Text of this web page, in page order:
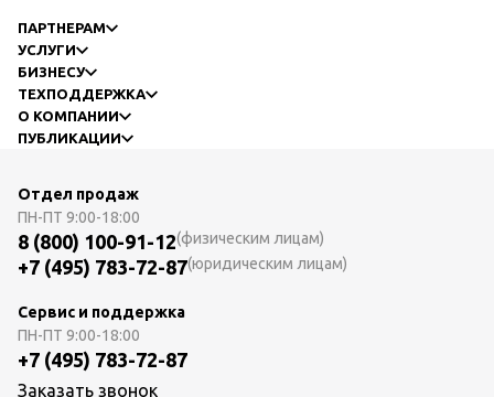
ПАРТНЕРАМ
УСЛУГИ
БИЗНЕСУ
ТЕХПОДДЕРЖКА
О КОМПАНИИ
ПУБЛИКАЦИИ
Отдел продаж
ПН-ПТ 9:00-18:00
8 (800) 100-91-12(физическим лицам)
+7 (495) 783-72-87(юридическим лицам)
Сервис и поддержка
ПН-ПТ 9:00-18:00
+7 (495) 783-72-87
Заказать звонок